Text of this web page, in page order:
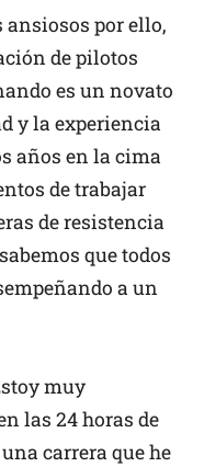
ansiosos por ello,
de pilotos
es un novato
y la experiencia
años en la cima
de trabajar
de resistencia
que todos
a un
muy
las 24 horas de
carrera que he